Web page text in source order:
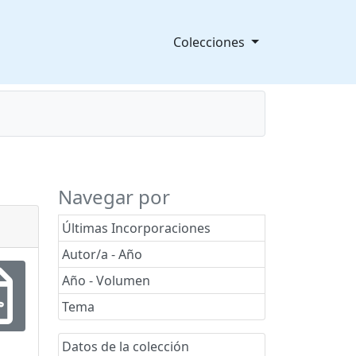
Colecciones
Navegar por
Últimas Incorporaciones
Autor/a - Año
Año - Volumen
Tema
Datos de la colección